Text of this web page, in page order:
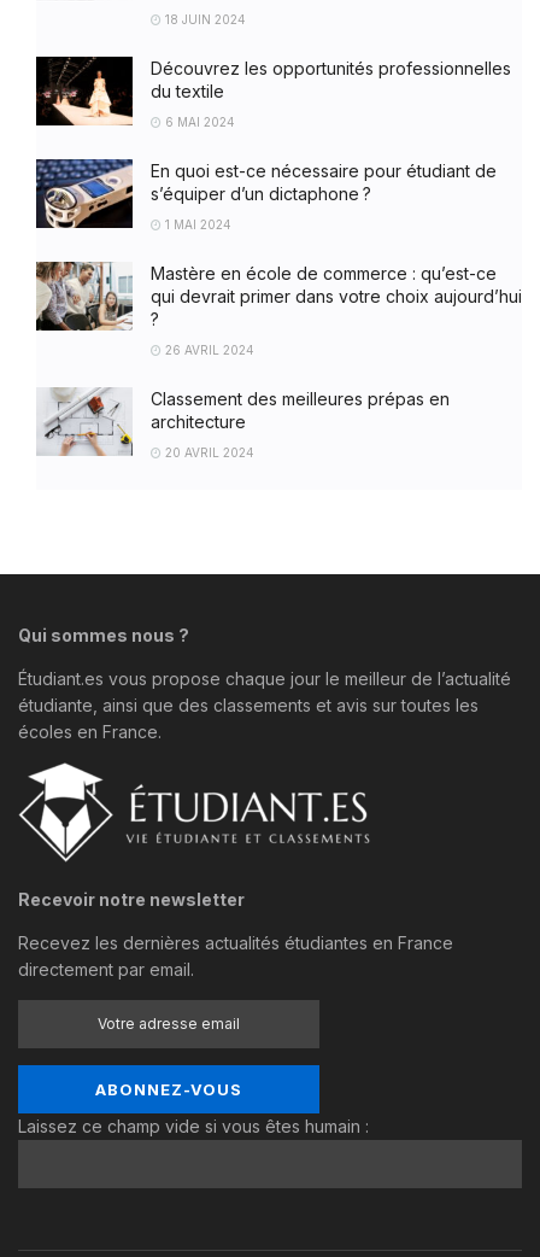
18 JUIN 2024
Découvrez les opportunités professionnelles
du textile
6 MAI 2024
En quoi est-ce nécessaire pour étudiant de
s’équiper d’un dictaphone ?
1 MAI 2024
Mastère en école de commerce : qu’est-ce
qui devrait primer dans votre choix aujourd’hui
?
26 AVRIL 2024
Classement des meilleures prépas en
architecture
20 AVRIL 2024
Qui sommes nous ?
Étudiant.es vous propose chaque jour le meilleur de l’actualité
étudiante, ainsi que des classements et avis sur toutes les
écoles en France.
Recevoir notre newsletter
Recevez les dernières actualités étudiantes en France
directement par email.
Laissez ce champ vide si vous êtes humain :